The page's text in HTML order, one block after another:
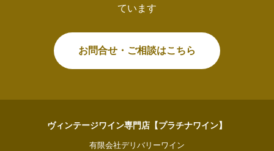
ています
お問合せ・ご相談はこちら
ヴィンテージワイン専門店【プラチナワイン】
有限会社デリバリーワイン